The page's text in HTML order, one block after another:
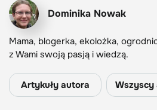
Dominika Nowak
Mama, blogerka, ekolożka,
z Wami swoją pasją i wiedzą.
Artykuły autora